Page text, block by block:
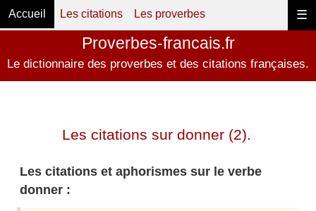
☰
Accueil Les citations Les proverbes
Proverbes-francais.fr
Le dictionnaire des proverbes et des citations françaises.
Les citations sur donner (2).
Les citations et aphorismes sur le verbe
donner :